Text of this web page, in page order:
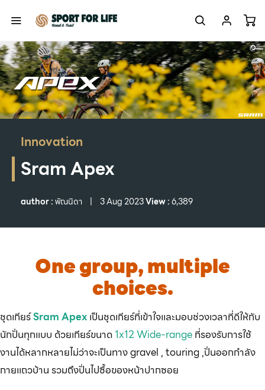
Innovation
Sram Apex
author :พัณนิดา | 3 Aug 2023View :6,389
One group, multiple
choices.
ชุดเกียร์Sram Apexเป็นชุดเกียร์ที่เข้าใจและมอบช่วงเวลาที่ดีให้กับ
นักปั่นทุกแบบ ด้วยเกียร์ขนาด1x12 Wide-rangeที่รองรับการใช้
งานได้หลากหลายไม่ว่าจะเป็นทาง gravel , touring ,ปั่นออกกำลัง
กายแถวบ้าน รวมถึงปั่นไปซื้อของหน้าปากซอย